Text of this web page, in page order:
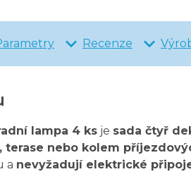
Recenze
lampa 4 ks je sada čtyř
terase nebo kolem
a nevyžadují elektrické